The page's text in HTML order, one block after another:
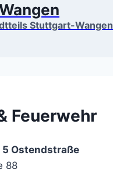
Stuttgart-Wangen
Feuerwehr
Ostendstraße
88